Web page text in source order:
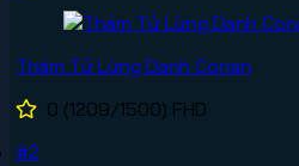
Thám Tử Lừng Danh Conan
0 (1209/1500) FHD
#2